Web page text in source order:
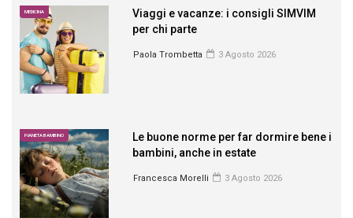
MEDICINA
Viaggi e vacanze: i consigli SIMVIM
per chi parte
Paola Trombetta 3 Agosto 2026
PIANETA BAMBINO
Le buone norme per far dormire bene i
bambini, anche in estate
Francesca Morelli 3 Agosto 2026